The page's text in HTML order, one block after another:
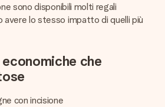
sono disponibili molti regali
avere lo stesso impatto di quelli più
che
con incisione